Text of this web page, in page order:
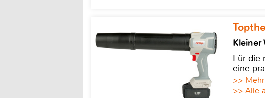
Kleiner
Für die
eine
>>
>> Alle